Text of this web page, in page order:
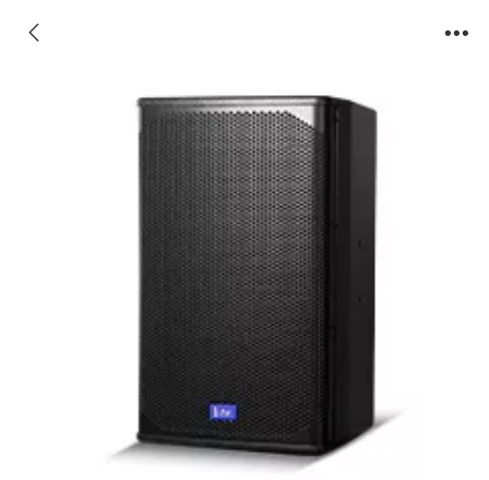
AT-10 十寸两分频全频音箱（后导向）